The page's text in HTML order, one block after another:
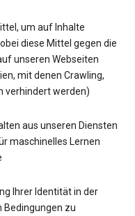
um auf Inhalte
diese Mittel gegen die
unseren Webseiten
mit denen Crawling,
verhindert werden)
aus unseren Diensten
maschinelles Lernen
Ihrer Identität in der
Bedingungen zu